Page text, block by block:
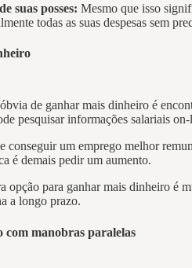
suas posses: Mesmo que isso
todas as suas despesas sem
de ganhar mais dinheiro é
pesquisar informações salariais
conseguir um emprego melhor
é demais pedir um aumento.
opção para ganhar mais dinheiro é
a longo prazo.
com manobras paralelas